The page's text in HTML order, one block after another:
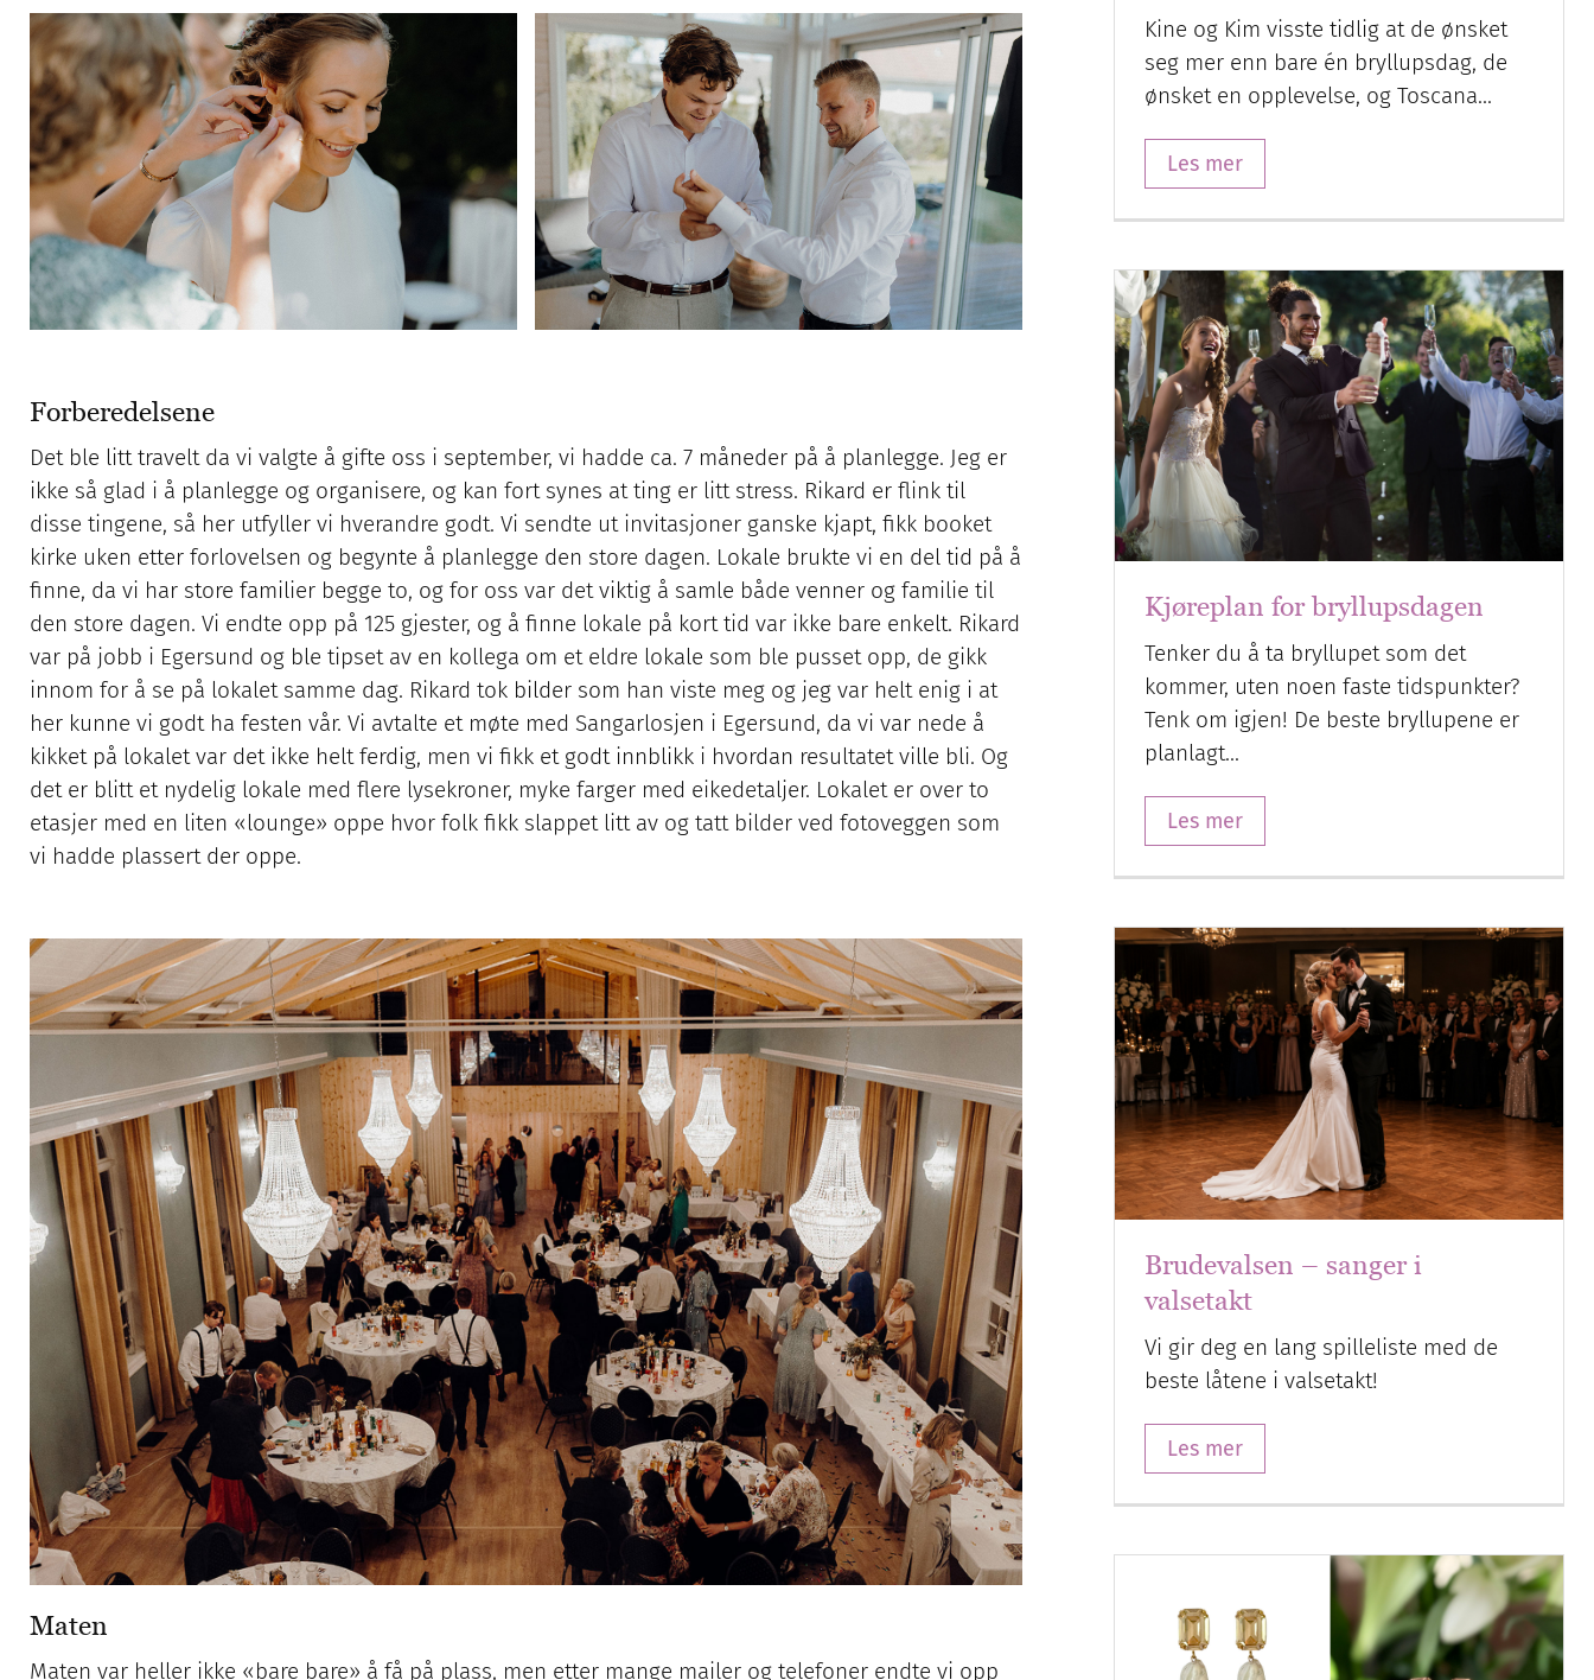
Forberedelsene
Det ble litt travelt da vi valgte å gifte oss i september, vi hadde ca. 7 måneder på å planlegge. Jeg er
ikke så glad i å planlegge og organisere, og kan fort synes at ting er litt stress. Rikard er flink til
disse tingene, så her utfyller vi hverandre godt. Vi sendte ut invitasjoner ganske kjapt, fikk booket
kirke uken etter forlovelsen og begynte å planlegge den store dagen. Lokale brukte vi en del tid på å
finne, da vi har store familier begge to, og for oss var det viktig å samle både venner og familie til
den store dagen. Vi endte opp på 125 gjester, og å finne lokale på kort tid var ikke bare enkelt. Rikard
var på jobb i Egersund og ble tipset av en kollega om et eldre lokale som ble pusset opp, de gikk
innom for å se på lokalet samme dag. Rikard tok bilder som han viste meg og jeg var helt enig i at
her kunne vi godt ha festen vår. Vi avtalte et møte med Sangarlosjen i Egersund, da vi var nede å
kikket på lokalet var det ikke helt ferdig, men vi fikk et godt innblikk i hvordan resultatet ville bli. Og
det er blitt et nydelig lokale med flere lysekroner, myke farger med eikedetaljer. Lokalet er over to
etasjer med en liten «lounge» oppe hvor folk fikk slappet litt av og tatt bilder ved fotoveggen som
vi hadde plassert der oppe.
Maten
Maten var heller ikke «bare bare» å få på plass, men etter mange mailer og telefoner endte vi opp
Kine og Kim visste tidlig at de ønsket
seg mer enn bare én bryllupsdag, de
ønsket en opplevelse, og Toscana…
Les mer
Kjøreplan for bryllupsdagen
Tenker du å ta bryllupet som det
kommer, uten noen faste tidspunkter?
Tenk om igjen! De beste bryllupene er
planlagt…
Les mer
Brudevalsen – sanger i
valsetakt
Vi gir deg en lang spilleliste med de
beste låtene i valsetakt!
Les mer